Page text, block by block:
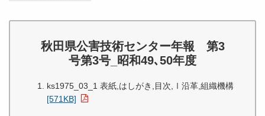
秋田県公害技術センター年報 第3
号第3号_昭和49､50年度
ks1975_03_1 表紙,はしがき,目次,Ⅰ沿革,組織機構
[571KB]